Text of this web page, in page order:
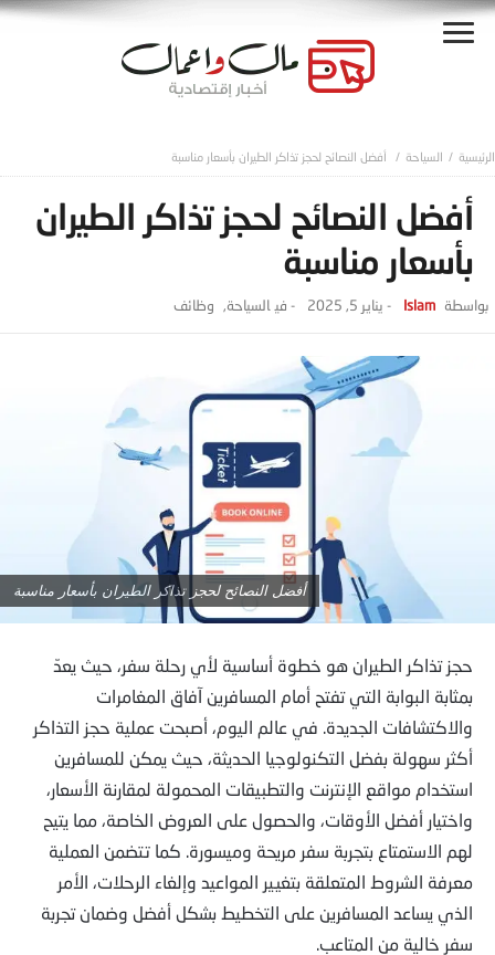
السياحة أفضل النصائح لحجز تذاكر الطيران بأسعار مناسبة
أفضل النصائح لحجز تذاكر الطيران
بأسعار مناسبة
Islam
- يناير 5, 2025 - ‎في السياحة, وظائف
أفضل النصائح لحجز تذاكر الطيران بأسعار مناسبة
حجز تذاكر الطيران هو خطوة أساسية لأي رحلة سفر، حيث يعدّ
بمثابة البوابة التي تفتح أمام المسافرين آفاق المغامرات
والاكتشافات الجديدة. في عالم اليوم، أصبحت عملية حجز التذاكر
أكثر سهولة بفضل التكنولوجيا الحديثة، حيث يمكن للمسافرين
استخدام مواقع الإنترنت والتطبيقات المحمولة لمقارنة الأسعار،
واختيار أفضل الأوقات، والحصول على العروض الخاصة، مما يتيح
لهم الاستمتاع بتجربة سفر مريحة وميسورة. كما تتضمن العملية
معرفة الشروط المتعلقة بتغيير المواعيد وإلغاء الرحلات، الأمر
الذي يساعد المسافرين على التخطيط بشكل أفضل وضمان تجربة
سفر خالية من المتاعب.